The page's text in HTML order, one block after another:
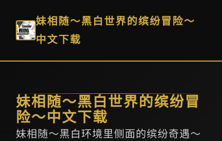
妹相随～黑白世界的缤纷冒险～
中文下载
妹相随～黑白世界的缤纷冒
险～中文下载
妹相随～黑白环境里侧面的缤纷奇遇～